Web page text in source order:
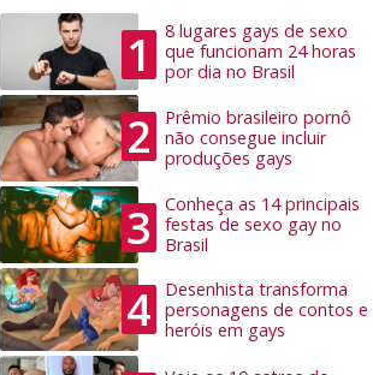
1
8 lugares gays de sexo
que funcionam 24 horas
por dia no Brasil
2
Prêmio brasileiro pornô
não consegue incluir
produções gays
3
Conheça as 14 principais
festas de sexo gay no
Brasil
4
Desenhista transforma
personagens de contos e
heróis em gays